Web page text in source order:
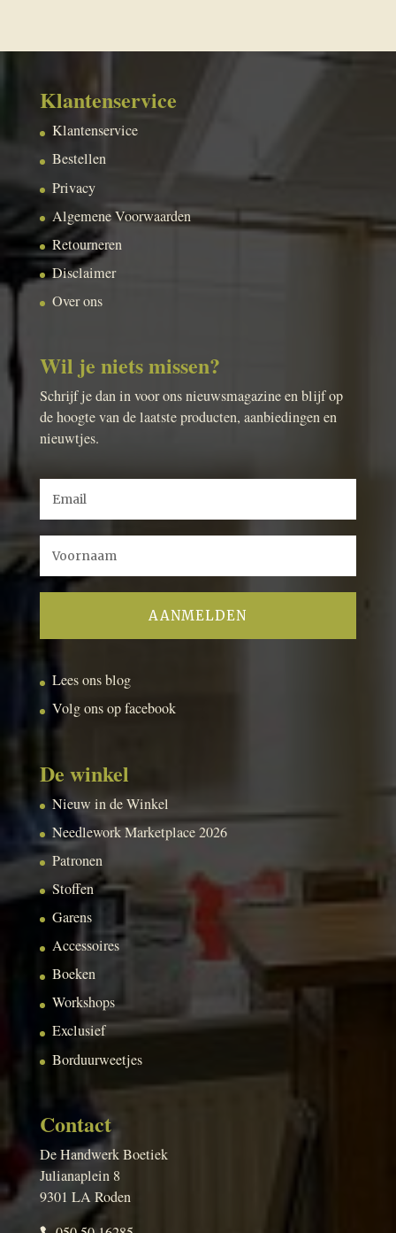
Klantenservice
Klantenservice
Bestellen
Privacy
Algemene Voorwaarden
Retourneren
Disclaimer
Over ons
Wil je niets missen?
Schrijf je dan in voor ons nieuwsmagazine en blijf op
de hoogte van de laatste producten, aanbiedingen en
nieuwtjes.
Lees ons blog
Volg ons op facebook
De winkel
Nieuw in de Winkel
Needlework Marketplace 2026
Patronen
Stoffen
Garens
Accessoires
Boeken
Workshops
Exclusief
Borduurweetjes
Contact
De Handwerk Boetiek
Julianaplein 8
9301 LA Roden